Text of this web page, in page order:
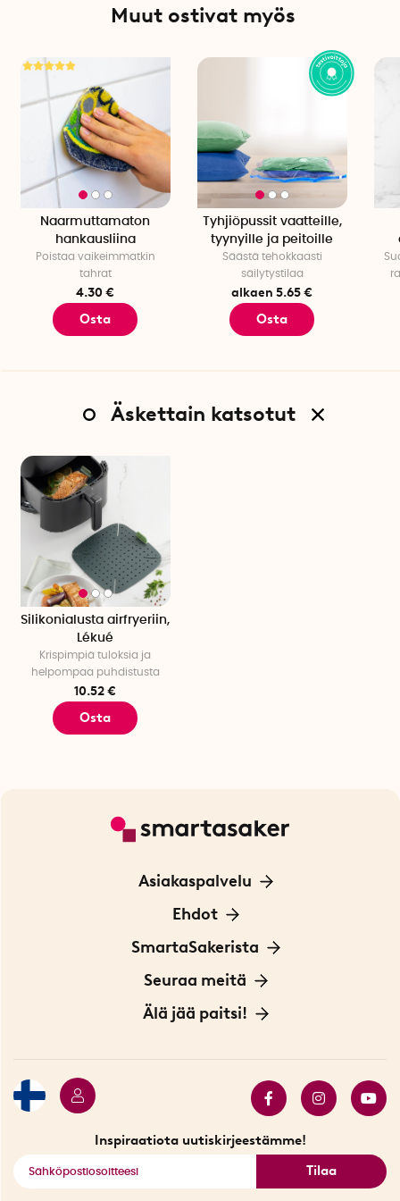
Astianpesukoneen kestävyys: Kyllä
Kappalemäärä pakkauksessa: 1 kpl
Muut ostivat myös
Naarmuttamaton
hankausliina
Poistaa vaikeimmatkin
tahrat
4.30 €
Osta
Tyhjiöpussit vaatteille,
tyynyille ja peitoille
Säästä tehokkaasti
säilytystilaa
alkaen 5.65 €
Osta
Äskettain katsotut
Silikonialusta airfryeriin,
Lékué
Krispimpiä tuloksia ja
helpompaa puhdistusta
10.52 €
Osta
Asiakaspalvelu
Ota yhteyttä
Ehdot
Tietoa evästeistä
Yksityisyydensuoja
Sopimusehdot
SmartaSakerista
Meistä
Myymälä Tukholmassa
Seuraa meitä
Innovaattoriblogi
Älä jää paitsi!
Inspiraatiota uutiskirjeestämme!
Tilaa